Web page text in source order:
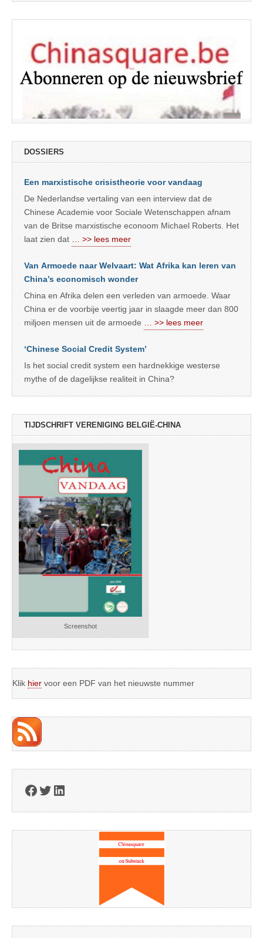
DOSSIERS
Een marxistische crisistheorie voor vandaag
De Nederlandse vertaling van een interview dat de
Chinese Academie voor Sociale Wetenschappen afnam
van de Britse marxistische econoom Michael Roberts. Het
laat zien dat
… >> lees meer
Van Armoede naar Welvaart: Wat Afrika kan leren van
China’s economisch wonder
China en Afrika delen een verleden van armoede. Waar
China er de voorbije veertig jaar in slaagde meer dan 800
miljoen mensen uit de armoede
… >> lees meer
‘Chinese Social Credit System’
Is het social credit system een hardnekkige westerse
mythe of de dagelijkse realiteit in China?
TIJDSCHRIFT VERENIGING BELGIË-CHINA
Screenshot
Klik hier voor een PDF van het nieuwste nummer
Facebook
Twitter
LinkedIn